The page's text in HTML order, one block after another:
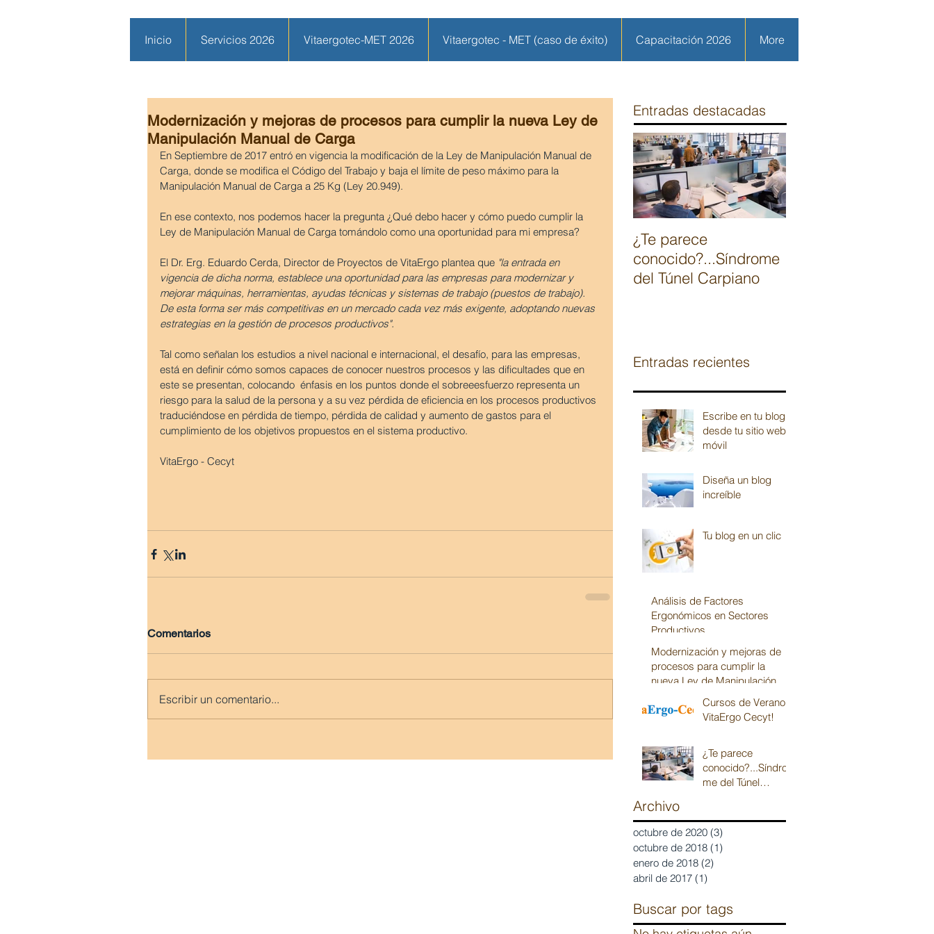
Inicio Servicios 2026 Vitaergotec-MET 2026 Vitaergotec - MET (caso de éxito) Capacitación 2026 More
Modernización y mejoras de procesos para cumplir la nueva Ley de
Manipulación Manual de Carga
En Septiembre de 2017 entró en vigencia la modificación de la Ley de Manipulación Manual de
Carga, donde se modifica el Código del Trabajo y baja el límite de peso máximo para la
Manipulación Manual de Carga a 25 Kg (Ley 20.949).
En ese contexto, nos podemos hacer la pregunta ¿Qué debo hacer y cómo puedo cumplir la
Ley de Manipulación Manual de Carga tomándolo como una oportunidad para mi empresa?
El Dr. Erg. Eduardo Cerda, Director de Proyectos de VitaErgo plantea que "la entrada en
vigencia de dicha norma, establece una oportunidad para las empresas para modernizar y
mejorar máquinas, herramientas, ayudas técnicas y sistemas de trabajo (puestos de trabajo).
De esta forma ser más competitivas en un mercado cada vez más exigente, adoptando nuevas
estrategias en la gestión de procesos productivos".
Tal como señalan los estudios a nivel nacional e internacional, el desafío, para las empresas,
está en definir cómo somos capaces de conocer nuestros procesos y las dificultades que en
este se presentan, colocando  énfasis en los puntos donde el sobreeesfuerzo representa un
riesgo para la salud de la persona y a su vez pérdida de eficiencia en los procesos productivos
traduciéndose en pérdida de tiempo, pérdida de calidad y aumento de gastos para el
cumplimiento de los objetivos propuestos en el sistema productivo.
VitaErgo - Cecyt
Comentarios
Escribir un comentario...
Entradas destacadas
¿Te parece
conocido?...Síndrome
del Túnel Carpiano
Entradas recientes
Escribe en tu blog
desde tu sitio web o
móvil
Diseña un blog
increíble
Tu blog en un clic
Análisis de Factores
Ergonómicos en Sectores
Productivos
Modernización y mejoras de
procesos para cumplir la
nueva Ley de Manipulación
Cursos de Verano
VitaErgo Cecyt!
¿Te parece
conocido?...Síndro
me del Túnel
Archivo
octubre de 2020 (3)
octubre de 2018 (1)
enero de 2018 (2)
abril de 2017 (1)
Buscar por tags